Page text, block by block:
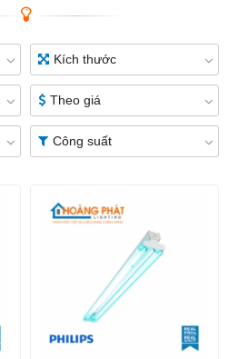
Kích thước
Theo giá
Công suất